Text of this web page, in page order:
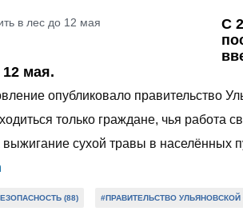
С
12 мая.
опубликовало правительство
только граждане, чья работа
выжигание сухой травы в населённых
(88) #ПРАВИТЕЛЬСТВО УЛЬЯНОВСКОЙ